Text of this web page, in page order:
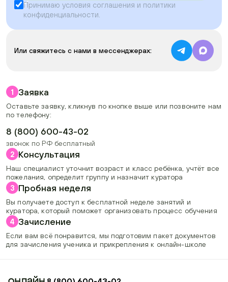
Принимаю условия соглашения и политики
конфиденциальности.
Или свяжитесь с нами в мессенджерах:
1 Заявка
Оставьте заявку, кликнув по кнопке выше или позвоните нам
по телефону:
8 (800) 600-43-02
звонок по РФ бесплатный
2 Консультация
Наш специалист уточнит возраст и класс ребёнка, учтёт все
пожелания, определит группу и назначит куратора
3 Пробная неделя
Вы получаете доступ к бесплатной неделе занятий и
куратора, который поможет организовать процесс обучения
4 Зачисление
Если вам всё понравится, мы подготовим пакет документов
для зачисления ученика и прикрепления к онлайн-школе